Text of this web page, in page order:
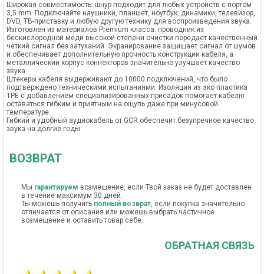
Широкая совместимость: шнур подходит для любых устройств с портом
3,5 mm. Подключайте наушники, планшет, ноутбук, динамики, телевизор,
DVD, ТВ-приставку и любую другую технику для воспроизведения звука.
Изготовлен из материалов Premium класса: проводник из
бескислородной меди высокой степени очистки передает качественный
четкий сигнал без затуханий. Экранирование защищает сигнал от шумов
и обеспечивает дополнительную прочность конструкции кабеля, а
металлический корпус коннекторов значительно улучшает качество
звука.
Штекеры кабеля выдерживают до 10000 подключений, что было
подтверждено техническими испытаниями. Изоляция из эко пластика
TPE с добавлением специализированных присадок помогает кабелю
оставаться гибким и приятным на ощупь даже при минусовой
температуре.
Гибкий и удобный аудиокабель от GCR обеспечит безупречное качество
звука на долгие годы.
ВОЗВРАТ
Мы гарантируем возмещение, если Твой заказ не будет доставлен
в течение максимум 30 дней.
Ты можешь получить полный возврат, если покупка значительно
отличается от описания или можешь выбрать частичное
возмещение и оставить товар себе.
ОБРАТНАЯ СВЯЗЬ